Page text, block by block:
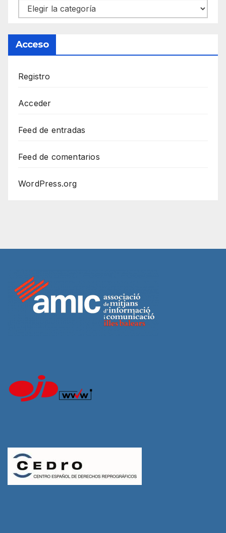
Categorías
Acceso
Registro
Acceder
Feed de entradas
Feed de comentarios
WordPress.org